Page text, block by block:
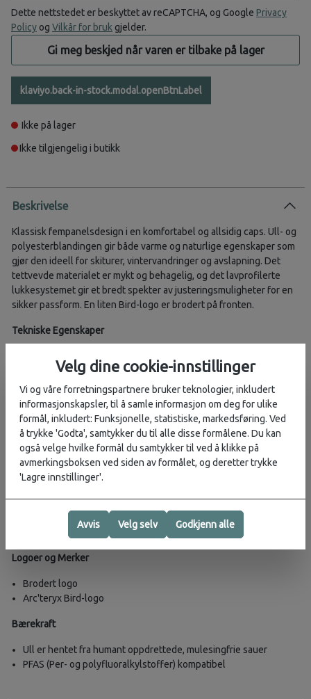
Dette nettstedet er beskyttet av reCAPTCHA, og Google Privacy
Policy og Vilkår for bruk gjelder.
Gi meg beskjed når varen er tilbake på lager
klaviyo.back-in-stock.modal.openBtnLabel
Ikke på lager
Ikke tilgjengelig i butikk
Beskrivelse
Klassisk fempanelsdesign i en komfortabel og allsidig caps. Ull- og
polyesterblandingen gir både varme og naturlige egenskaper som
gjør den ideell for skiturer, vintervandringer og avslapning. Det
tettvevde materialet er mykt og behagelig, og det lavprofilerte
lukkesystemet gir et bredt spekter av justeringsmuligheter for en
sikker passform. En liten Bird-logo er brodert på fronten.
Tekniske Egenskaper
Varm og komfortabel
Tilbehørsfunksjoner
Fullt justerbar lukking
Lavprofilspenne som sitter godt, og er enkel å åpne og lukke
Justerbar stropp med PU-tupp som kan gjemmes bort for et
ryddigere utseende
Ullblandingsstoff som er tettvevd for varme, struktur, naturlig
komfort og med et flanellaktig utseende og følelse
Logoer og Merker
Brodert logo
Arc'teryx Bird-logo
Bærekraft
Ull er hentet fra humant oppdrettede, mulesingfrie sauer
PFAS (Per- og polyfluoralkylstoffer) kompatibel
Velg dine cookie-innstillinger
Vi og våre forretningspartnere bruker teknologier, inkludert
informasjonskapsler, til å samle informasjon om deg for ulike
formål, inkludert: Funksjonelle, statistiske, markedsføring. Ved
å trykke 'Godta', samtykker du til alle disse formålene. Du kan
også velge hvilke formål du samtykker til ved å klikke på
avmerkingsboksen ved siden av formålet, og deretter trykke
'Lagre innstillinger'.
Avvis Velg selv Godkjenn alle